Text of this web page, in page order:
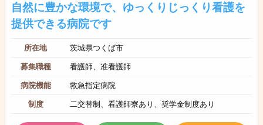
自然に豊かな環境で、ゆっくりじっくり看護を
提供できる病院です
所在地 茨城県つくば市
募集職種 看護師、准看護師
病院機能 救急指定病院
制度 二交替制、看護師寮あり、奨学金制度あり